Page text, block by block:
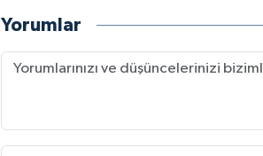
Yorumlar